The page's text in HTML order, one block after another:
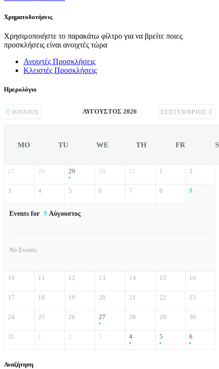
Χρηματοδοτήσεις
Χρησιμοποιήστε το παρακάτω φίλτρο για να βρείτε ποιες
προσκλήσεις είναι ανοιχτές τώρα
Ανοιχτές Προσκλήσεις
Κλειστές Προσκλήσεις
Ημερολόγιο
ΙΟΎΛΙΟΣ ΑΎΓΟΥΣΤΟΣ 2026 ΣΕΠΤΈΜΒΡΙΟΣ
MO TU WE TH FR
27 28 29 30 31 1 2
3 4 5 6 7 8 9
Events for 9 Αύγουστος
No Events
10 11 12 13 14 15 16
17 18 19 20 21 22 23
24 25 26 27 28 29 30
31 1 2 3 4 5 6
Αναζήτηση